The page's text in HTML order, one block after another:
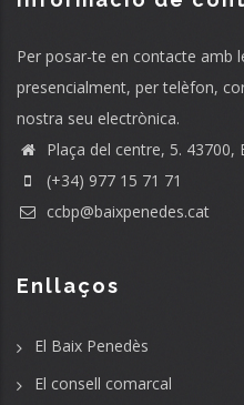
Per posar-te en contacte amb
presencialment, per telèfon,
nostra seu electrònica.
Plaça del centre, 5. 43700,
(+34) 977 15 71 71
ccbp@baixpenedes.cat
Enllaços
El Baix Penedès
El consell comarcal